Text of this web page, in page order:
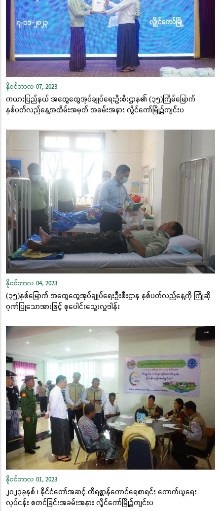
နိုဝင်ဘာလ 07, 2023
ကယားပြည်နယ် အထွေထွေအုပ်ချုပ်ရေးဦးစီးဌာန၏ (၃၅)ကြိမ်မြောက်
နှစ်ပတ်လည်နေ့အထိမ်းအမှတ် အခမ်းအနား လွိုင်ကော်မြို့၌ကျင်းပ
နိုဝင်ဘာလ 04, 2023
(၃၅)နှစ်မြောက် အထွေထွေအုပ်ချုပ်ရေးဦးစီးဌာန နှစ်ပတ်လည်နေ့ကို ကြိုဆို
ဂုဏ်ပြုသောအားဖြင့် စုပေါင်းသွေးလှူဒါန်း
နိုဝင်ဘာလ 01, 2023
၂၀၂၃ခုနှစ် ၊ နိုင်ငံတော်အဆင့် တိရစ္ဆာန်ကောင်ရေစာရင်း ကောက်ယူရေး
လုပ်ငန်း စတင်ခြင်းအခမ်းအနား လွိုင်ကော်မြို့၌ကျင်းပ